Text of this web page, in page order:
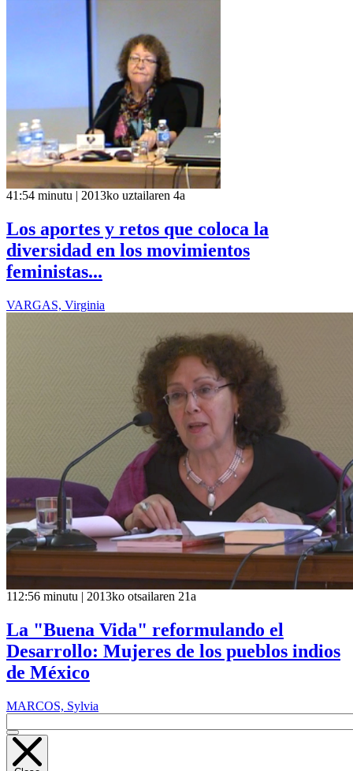
41:54 minutu | 2013ko uztailaren 4a
Los aportes y retos que coloca la
diversidad en los movimientos
feministas...
VARGAS, Virginia
112:56 minutu | 2013ko otsailaren 21a
La "Buena Vida" reformulando el
Desarrollo: Mujeres de los pueblos indios
de México
MARCOS, Sylvia